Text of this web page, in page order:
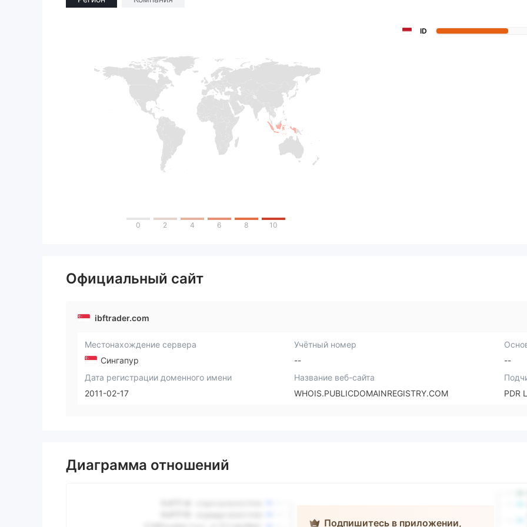
0 2 4 6 8 10
ID
Официальный сайт
ibftrader.com
Местонахождение сервера
Сингапур
Учётный номер
--
--
Дата регистрации доменного имени
2011-02-17
Название веб-сайта
WHOIS.PUBLICDOMAINREGISTRY.COM
PDR
Диаграмма отношений
Подпишитесь в приложении,